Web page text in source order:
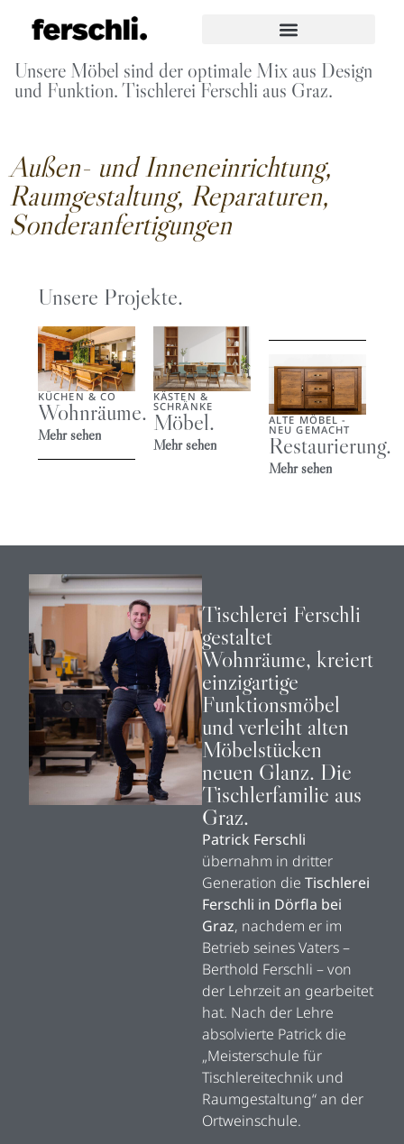
Unsere Möbel sind der optimale Mix aus Design
und Funktion. Tischlerei Ferschli aus Graz.
Außen- und Inneneinrichtung,
Raumgestaltung, Reparaturen,
Sonderanfertigungen
Unsere Projekte.
KÜCHEN & CO
Wohnräume.
Mehr sehen
KÄSTEN &
SCHRÄNKE
Möbel.
Mehr sehen
ALTE MÖBEL -
NEU GEMACHT
Restaurierung.
Mehr sehen
Tischlerei Ferschli
gestaltet
Wohnräume, kreiert
einzigartige
Funktionsmöbel
und verleiht alten
Möbelstücken
neuen Glanz. Die
Tischlerfamilie aus
Graz.
Patrick Ferschli
übernahm in dritter
Generation die Tischlerei
Ferschli in Dörfla bei
Graz, nachdem er im
Betrieb seines Vaters –
Berthold Ferschli – von
der Lehrzeit an gearbeitet
hat. Nach der Lehre
absolvierte Patrick die
„Meisterschule für
Tischlereitechnik und
Raumgestaltung“ an der
Ortweinschule.